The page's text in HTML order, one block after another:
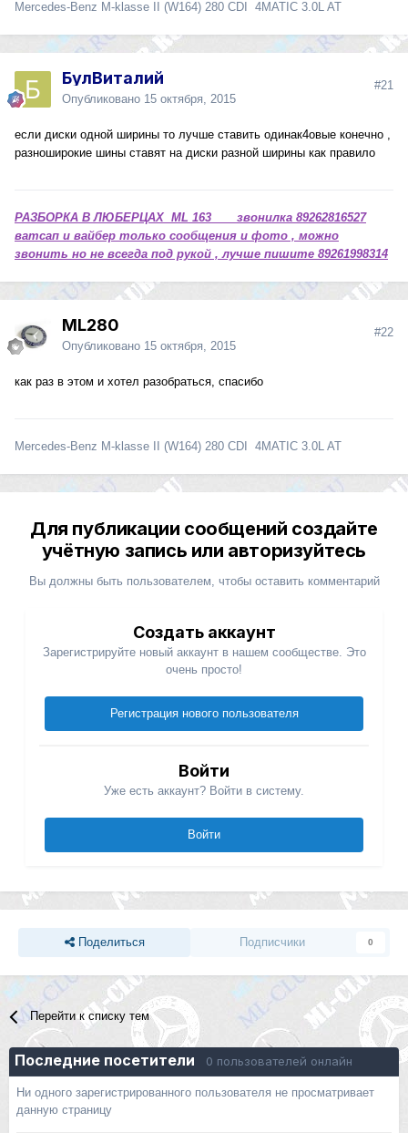
Mercedes-Benz M-klasse II (W164) 280 CDI 4MATIC 3.0L AT
БулВиталий
Опубликовано 15 октября, 2015
#21
если диски одной ширины то лучше ставить одинак4овые конечно ,
разноширокие шины ставят на диски разной ширины как правило
РАЗБОРКА В ЛЮБЕРЦАХ ML 163 звонилка 89262816527
ватсап и вайбер только сообщения и фото , можно
звонить но не всегда под рукой , лучше пишите 89261998314
ML280
Опубликовано 15 октября, 2015
#22
как раз в этом и хотел разобраться, спасибо
Mercedes-Benz M-klasse II (W164) 280 CDI 4MATIC 3.0L AT
Для публикации сообщений создайте
учётную запись или авторизуйтесь
Вы должны быть пользователем, чтобы оставить комментарий
Создать аккаунт
Зарегистрируйте новый аккаунт в нашем сообществе. Это
очень просто!
Регистрация нового пользователя
Войти
Уже есть аккаунт? Войти в систему.
Войти
Поделиться Подписчики 0
Перейти к списку тем
Последние посетители 0 пользователей онлайн
Ни одного зарегистрированного пользователя не просматривает
данную страницу